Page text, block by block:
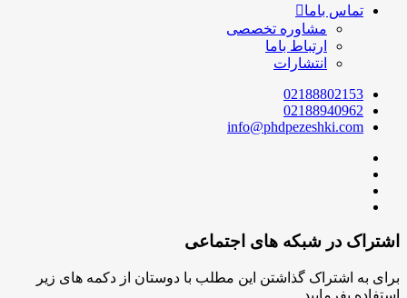
تماس باما
مشاوره تخصصی
ارتباط باما
انتشارات
02188802153
02188940962
info@phdpezeshki.com
اشتراک در شبکه های اجتماعی
برای به اشتراک گذاشتن این مطلب با دوستان از دکمه های زیر